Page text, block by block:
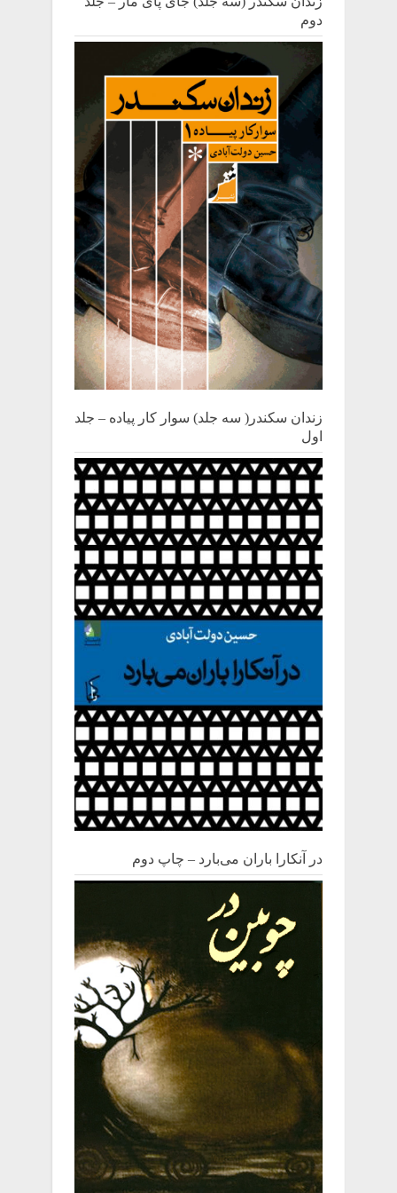
دوم
زندان سکندر( سه جلد) سوار کار پیاده – جلد
اول
در آنکارا باران می‌بارد – چاپ دوم